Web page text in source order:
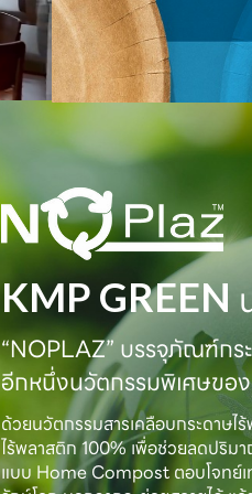
KMP GREEN
“NOPLAZ” บรรจุภัณฑ์กร
อีกหนึ่งนวัตกรรมพิเศษขอ
ด้วยนวัตกรรมสารเคลือบกระดาษ
ไร้พลาสติก 100% เพื่อช่วยลดปริม
แบบ Home Compost ตอบโจทย์